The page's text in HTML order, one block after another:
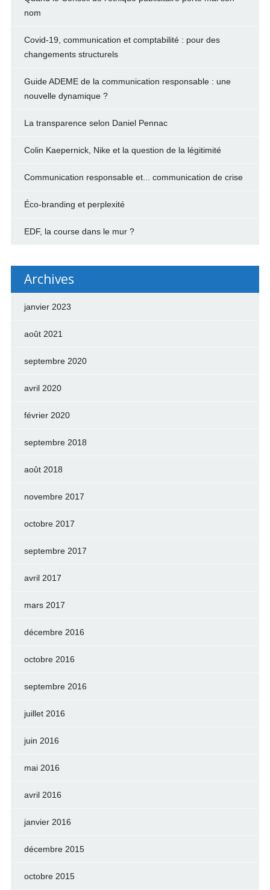
nom
Covid-19, communication et comptabilité : pour des
changements structurels
Guide ADEME de la communication responsable : une
nouvelle dynamique ?
La transparence selon Daniel Pennac
Colin Kaepernick, Nike et la question de la légitimité
Communication responsable et... communication de crise
Éco-branding et perplexité
EDF, la course dans le mur ?
Archives
janvier 2023
août 2021
septembre 2020
avril 2020
février 2020
septembre 2018
août 2018
novembre 2017
octobre 2017
septembre 2017
avril 2017
mars 2017
décembre 2016
octobre 2016
septembre 2016
juillet 2016
juin 2016
mai 2016
avril 2016
janvier 2016
décembre 2015
octobre 2015